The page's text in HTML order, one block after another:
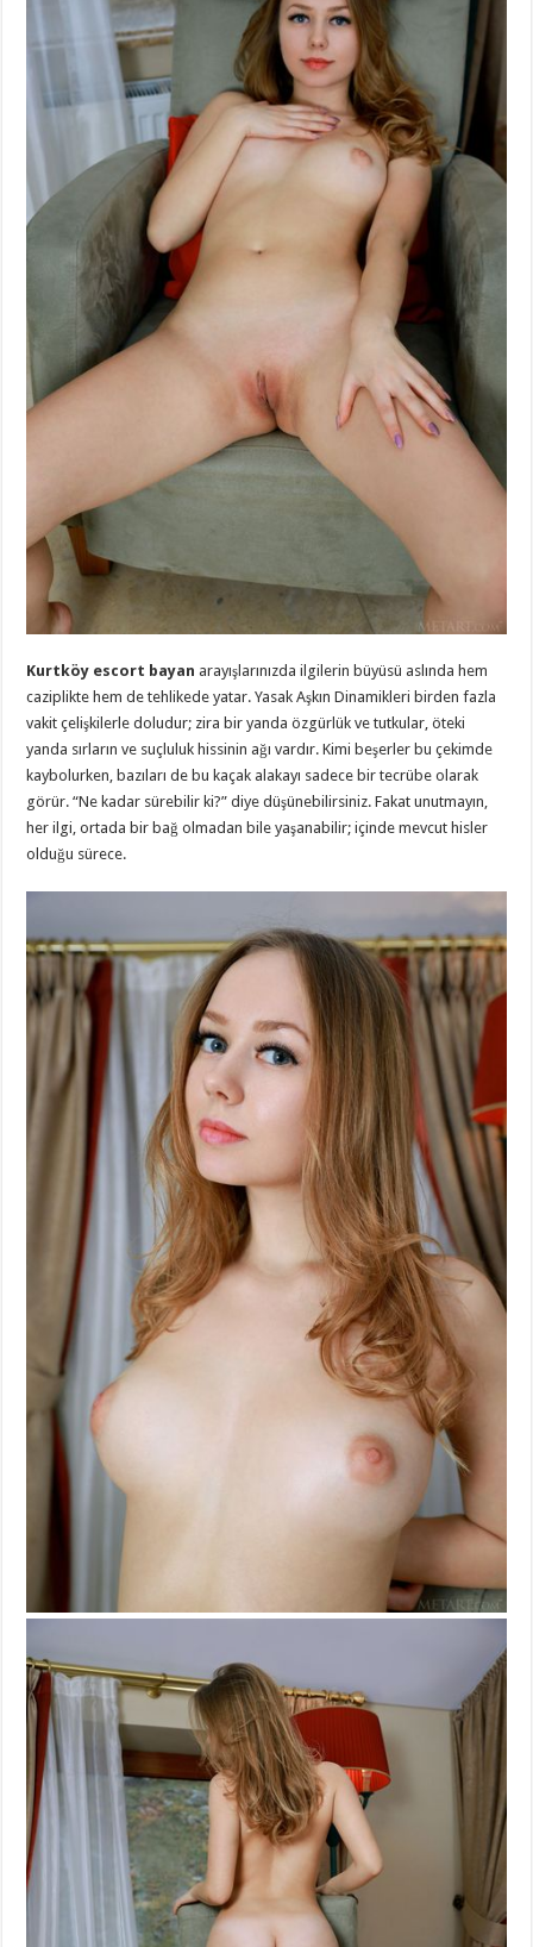
Kurtköy escort bayan arayışlarınızda ilgilerin büyüsü aslında hem
caziplikte hem de tehlikede yatar. Yasak Aşkın Dinamikleri birden fazla
vakit çelişkilerle doludur; zira bir yanda özgürlük ve tutkular, öteki
yanda sırların ve suçluluk hissinin ağı vardır. Kimi beşerler bu çekimde
kaybolurken, bazıları de bu kaçak alakayı sadece bir tecrübe olarak
görür. “Ne kadar sürebilir ki?” diye düşünebilirsiniz. Fakat unutmayın,
her ilgi, ortada bir bağ olmadan bile yaşanabilir; içinde mevcut hisler
olduğu sürece.